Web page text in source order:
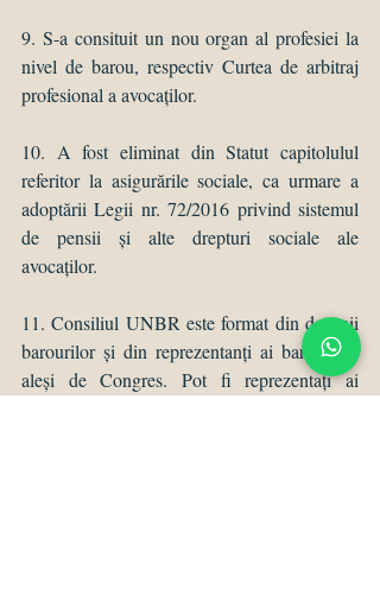
9. S-a consituit un nou organ al profesiei la
nivel de barou, respectiv Curtea de arbitraj
profesional a avocaților.
10. A fost eliminat din Statut capitolulul
referitor la asigurările sociale, ca urmare a
adoptării Legii nr. 72/2016 privind sistemul
de pensii și alte drepturi sociale ale
avocaților.
11. Consiliul UNBR este format din decanii
barourilor și din reprezentanți ai barourilor,
aleși de Congres. Pot fi reprezentați ai